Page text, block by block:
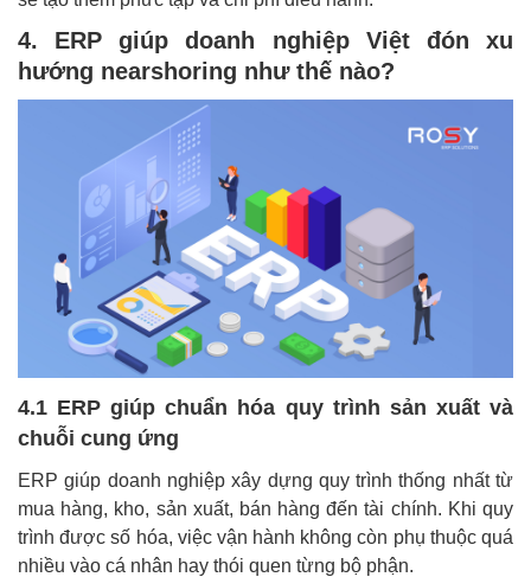
4. ERP giúp doanh nghiệp Việt đón xu
hướng nearshoring như thế nào?
4.1 ERP giúp chuẩn hóa quy trình sản xuất và
chuỗi cung ứng
ERP giúp doanh nghiệp xây dựng quy trình thống nhất từ
mua hàng, kho, sản xuất, bán hàng đến tài chính. Khi quy
trình được số hóa, việc vận hành không còn phụ thuộc quá
nhiều vào cá nhân hay thói quen từng bộ phận.